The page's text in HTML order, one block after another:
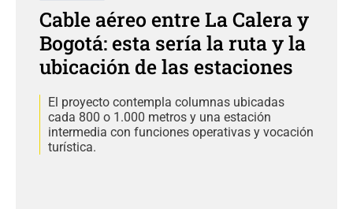
Cable aéreo entre La Calera y
Bogotá: esta sería la ruta y la
ubicación de las estaciones
El proyecto contempla columnas ubicadas
cada 800 o 1.000 metros y una estación
intermedia con funciones operativas y vocación
turística.